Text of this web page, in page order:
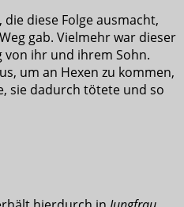
diese Folge ausmacht,
gab. Vielmehr war dieser
von ihr und ihrem Sohn.
um an Hexen zu kommen,
sie dadurch tötete und so